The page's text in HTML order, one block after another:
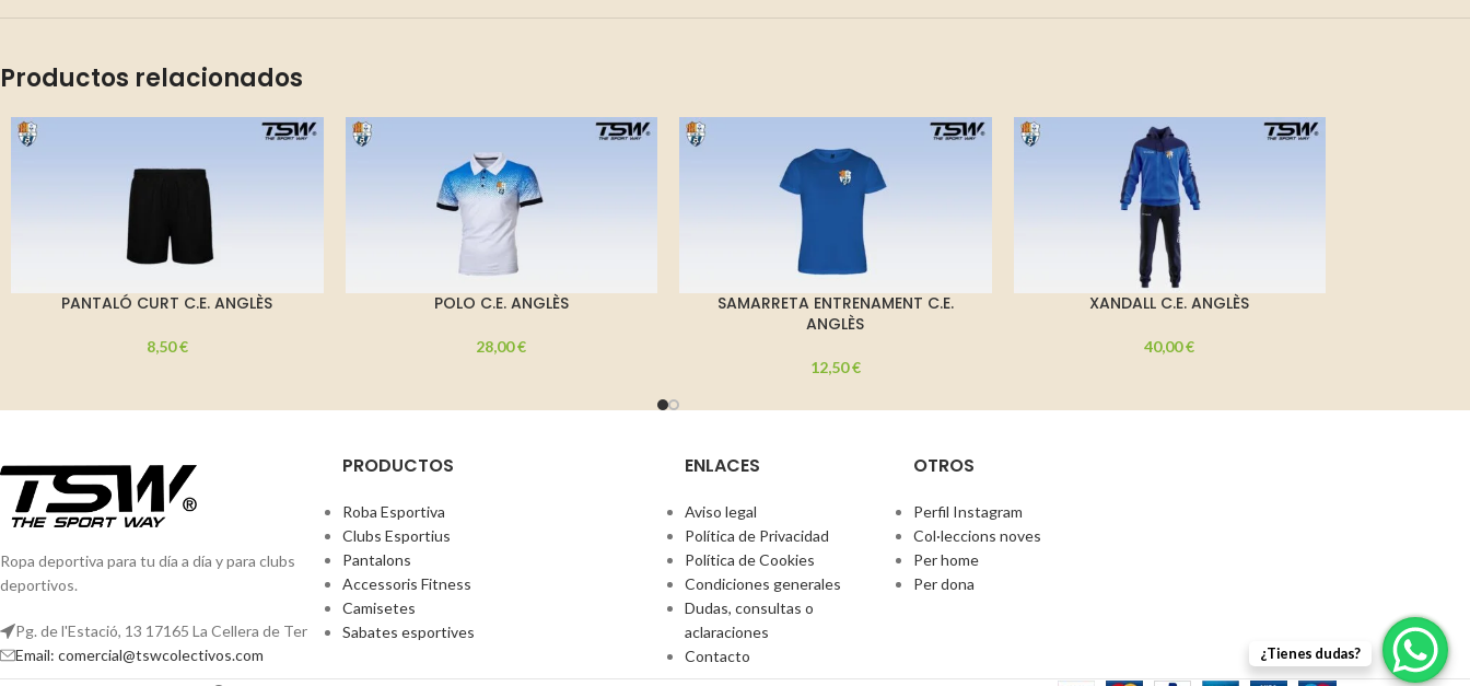
Productos relacionados
PANTALÓ CURT C.E. ANGLÈS
8,50€
POLO C.E. ANGLÈS
28,00€
SAMARRETA ENTRENAMENT C.E.
ANGLÈS
12,50€
XANDALL C.E. ANGLÈS
40,00€
Ropa deportiva para tu día a día y para clubs
deportivos.
Pg. de l'Estació, 13 17165 La Cellera de Ter
Email: comercial@tswcolectivos.com
PRODUCTOS
Roba Esportiva
Clubs Esportius
Pantalons
Accessoris Fitness
Camisetes
Sabates esportives
ENLACES
Aviso legal
Política de Privacidad
Política de Cookies
Condiciones generales
Dudas, consultas o
aclaraciones
Contacto
OTROS
Perfil Instagram
Col·leccions noves
Per home
Per dona
¿Tienes dudas?